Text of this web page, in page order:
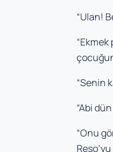
“Ulan!
“Ekmek
“Senin
“Abi
“Onu